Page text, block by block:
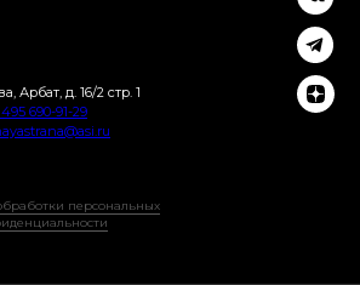
персональных
Арбат, д. 16/2 стр. 1
690-91-29